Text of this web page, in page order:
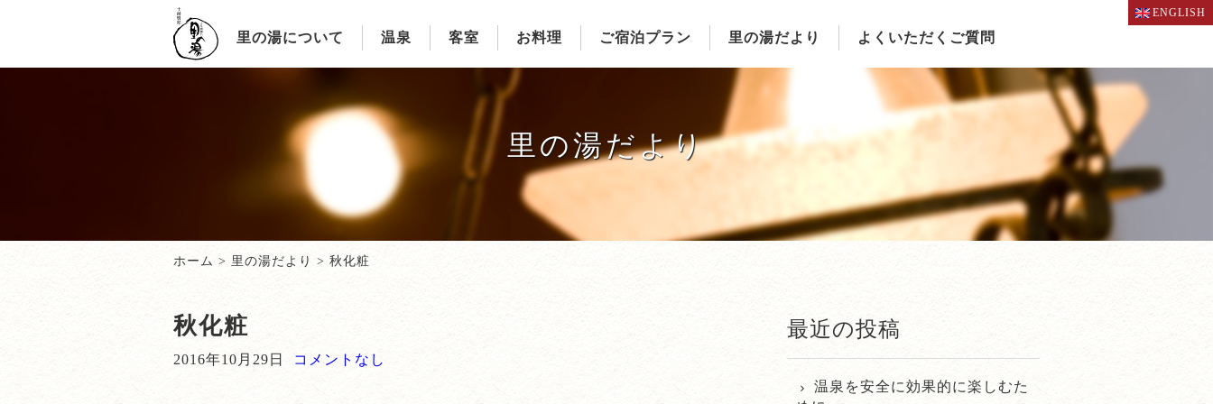
ENGLISH
里の湯について 温泉 客室 お料理 ご宿泊プラン 里の湯だより よくいただくご質問
里の湯だより
ホーム > 里の湯だより > 秋化粧
秋化粧
2016年10月29日 コメントなし
最近の投稿
温泉を安全に効果的に楽しむた